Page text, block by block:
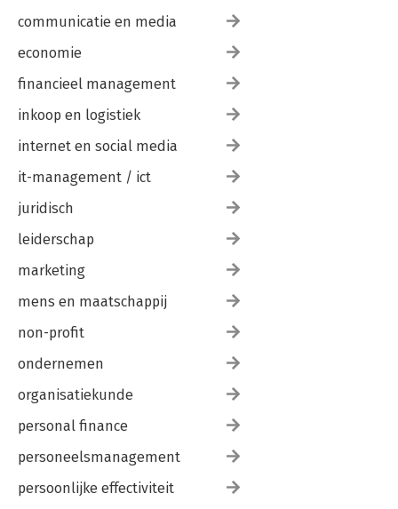
communicatie en media
economie
financieel management
inkoop en logistiek
internet en social media
it-management / ict
juridisch
leiderschap
marketing
mens en maatschappij
non-profit
ondernemen
organisatiekunde
personal finance
personeelsmanagement
persoonlijke effectiviteit